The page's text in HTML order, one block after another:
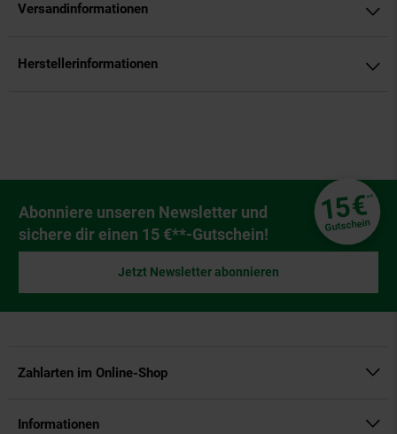
Versandinformationen
Herstellerinformationen
Newsletter Anmeldung
Abonniere unseren Newsletter und
sichere dir einen 15 €**-Gutschein!
15€**
Gutschein
Jetzt Newsletter abonnieren
Zahlarten im Online-Shop
Informationen